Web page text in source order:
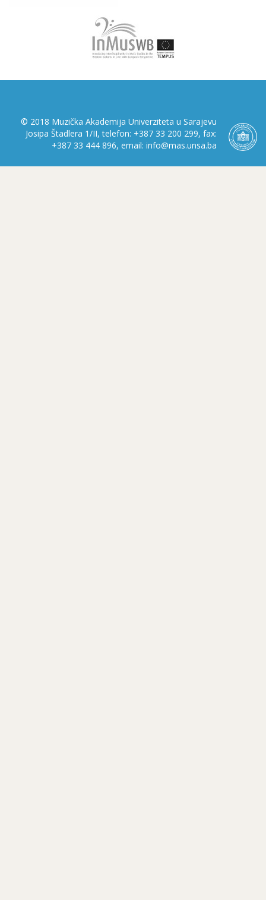
© 2018 Muzička Akademija Univerziteta u Sarajevu
Josipa Štadlera 1/II, telefon: +387 33 200 299, fax:
+387 33 444 896, email: info@mas.unsa.ba